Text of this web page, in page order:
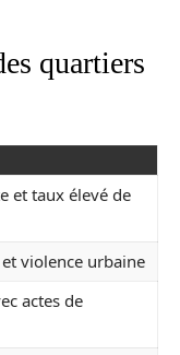
quartiers
et taux élevé de
violence urbaine
actes de